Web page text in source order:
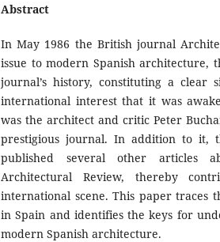
Abstract
In May 1986 the British journal
issue to modern Spanish
journal’s history, constituting a
international interest that it was
was the architect and critic Peter
prestigious journal. In addition to it,
published several other articles
Architectural Review, thereby
international scene. This paper traces
in Spain and identifies the keys for
modern Spanish architecture.